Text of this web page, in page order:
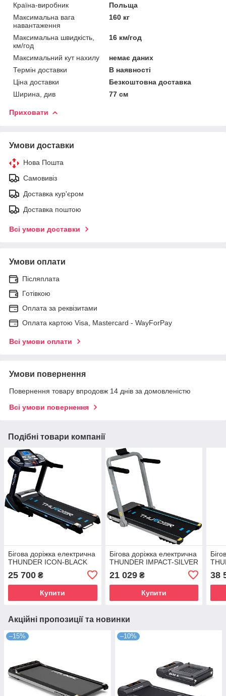
Країна-виробник
Польща
Максимальна вага
навантаження
160 кг
Максимальна швидкість,
км/год
16 км/год
Максимальний кут нахилу
немає даних
Термін доставки
В наявності
Ціна доставки
Безкоштовна доставка
Ширина, див
77 см
Приховати
Умови доставки
Нова Пошта
Самовивіз
Доставка кур'єром
Доставка поштою
Всі умови доставки
Умови оплати
Післяплата
Готівкою
Оплата за реквізитами
Оплата картою Visa, Mastercard - WayForPay
Всі умови оплати
Умови повернення
Повернення товару впродовж 14 днів за домовленістю
Всі умови повернення
Подібні товари компанії
Бігова доріжка електрична
THUNDER ICON-BLACK
25 700 ₴
Купити
Бігова доріжка електрична
THUNDER IMPACT-SILVER
21 029₴
Купити
38
Акційні пропозиції та новинки
–15% –10%